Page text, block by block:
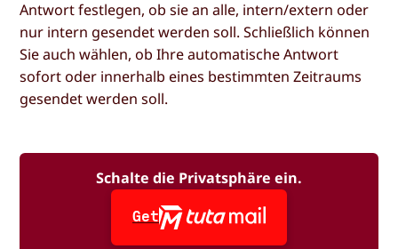
Antwort festlegen, ob sie analle, intern/extern oder
nur intern gesendet werden soll. Schließlich können
Sie auch wählen, ob Ihre automatische Antwort
sofort oder innerhalb eines bestimmten Zeitraums
gesendet werden soll.
Schalte die Privatsphäre ein.
Get